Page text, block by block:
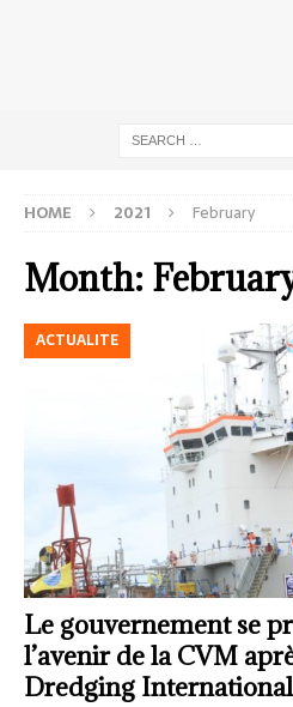
HOME 2021 February
Month:
ACTUALITE
Le gouvernement se
l’avenir de la CVM
Dredging International